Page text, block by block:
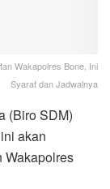
Wakapolres Bone, Ini
Syarat dan Jadwalnya
(Biro SDM)
akan
Wakapolres